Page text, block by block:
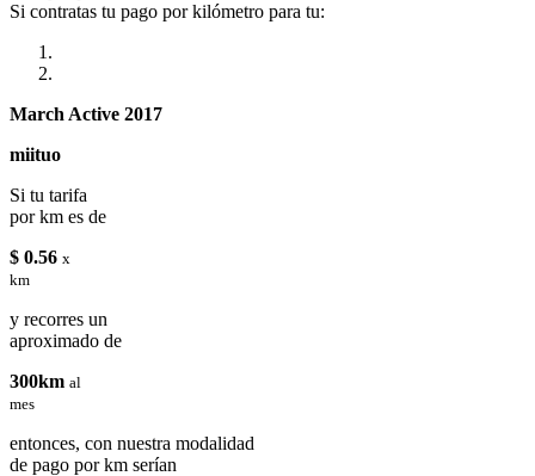
Si contratas tu pago por kilómetro para tu:
March Active 2017
miituo
Si tu tarifa
por km es de
$ 0.56 x
km
y recorres un
aproximado de
300km al
mes
entonces, con nuestra modalidad
de pago por km serían